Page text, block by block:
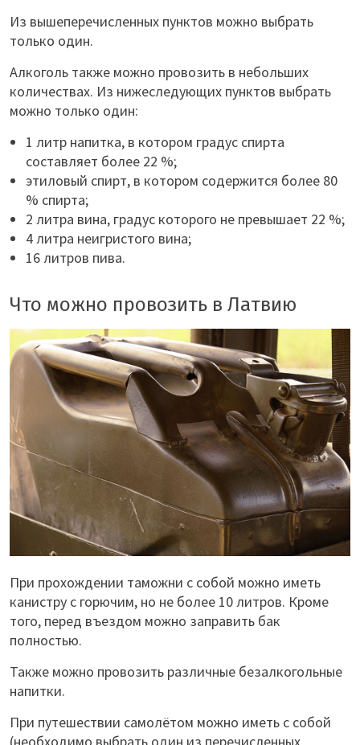
Из вышеперечисленных пунктов можно выбрать
только один.
Алкоголь также можно провозить в небольших
количествах. Из нижеследующих пунктов выбрать
можно только один:
1 литр напитка, в котором градус спирта
составляет более 22 %;
этиловый спирт, в котором содержится более 80
% спирта;
2 литра вина, градус которого не превышает 22 %;
4 литра неигристого вина;
16 литров пива.
Что можно провозить в Латвию
При прохождении таможни с собой можно иметь
канистру с горючим, но не более 10 литров. Кроме
того, перед въездом можно заправить бак
полностью.
Также можно провозить различные безалкогольные
напитки.
При путешествии самолётом можно иметь с собой
(необходимо выбрать один из перечисленных